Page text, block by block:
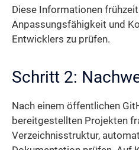
Diese Informationen
Anpassungsfähigkeit und
Entwicklers zu prüfen.
Schritt 2:
Nach einem öffentlichen
bereitgestellten Projekten
Verzeichnisstruktur,